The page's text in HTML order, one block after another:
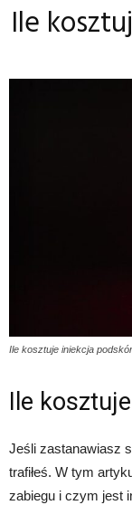
Ile
Ile kosztuje iniekcja
Ile
Jeśli zastanawiasz
trafiłeś. W tym
zabiegu i czym jest